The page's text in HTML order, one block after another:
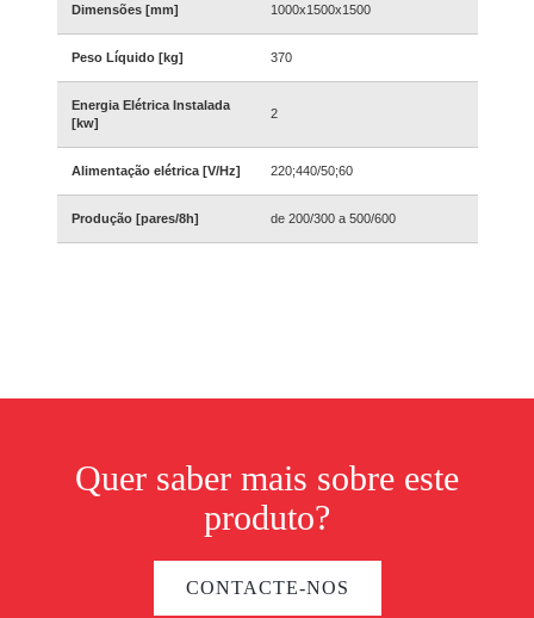
Dimensões [mm] 1000x1500x1500
Peso Líquido [kg] 370
Energia Elétrica Instalada
[kw]
2
Alimentação elétrica [V/Hz] 220;440/50;60
Produção [pares/8h] de 200/300 a 500/600
Quer saber mais sobre este
produto?
CONTACTE-NOS